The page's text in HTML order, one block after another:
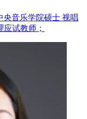
央音乐学院硕士 视唱
试教师；